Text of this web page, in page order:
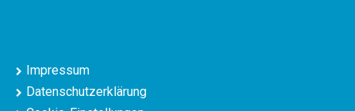
Impressum
Datenschutzerklärung